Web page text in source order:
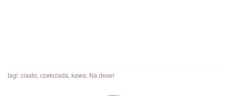
tagi:ciasto, czekolada, kawa, Na deser